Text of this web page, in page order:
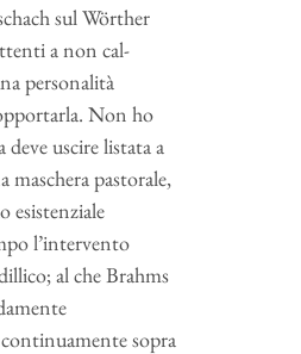
sul Wörther
a non cal­
personalità
Non ho
uscire listata a
pastorale,
esistenziale
l’intervento
al che Brahms
sopra